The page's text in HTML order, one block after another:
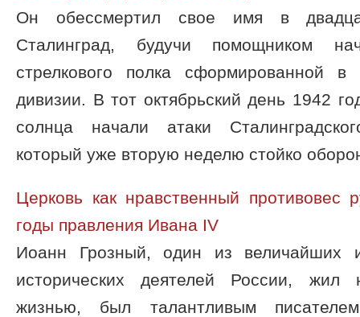
Он обессмертил свое имя в
Сталинград, будучи помощником
стрелкового полка сформированной
дивизии. В тот октябрьский день 1942
солнца начали атаки
который уже вторую неделю стойко
Церковь как нравственный противовес
годы правления Ивана IV
Иоанн Грозный, один из величайших
исторических деятелей России, жил
жизнью, был талантливым